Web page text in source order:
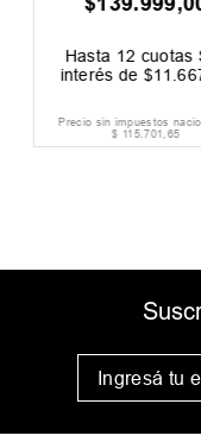
Hasta 12 cuotas
interés de $11.
Precio sin impuestos
$ 115.701,65